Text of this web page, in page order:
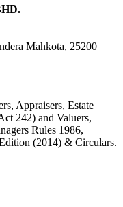
Mahkota, 25200
Appraisers, Estate
242) and Valuers,
Rules 1986,
(2014) & Circulars.